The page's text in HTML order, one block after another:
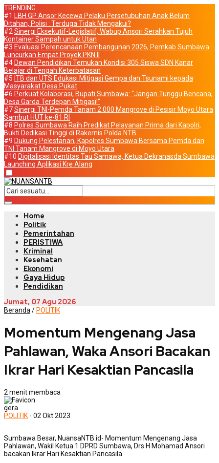
TRENDING
#1
LBH GP Ansor Kecewa Pelaku Persetubuhan Anak Belum
Ditahan, Polisi : Terduga Tidak Mengakui?
#2 Sinergi Eksekutif-Legislatif, Wabup Ansori Serahkan Tujuh
Kontainer Sampah untuk Utan
#3 Evaluasi Perencanaan Pembangunan 2026, Pemkab Sumbawa
Luncurkan Empat Proyek PKN II
#4 Dewan Pendidikan Temukan Kondisi 305 Siswa SDN Kanar
Belajar di Tengah Keterbatasan
#5 ITB dan UTS Edukasi Mitigasi Gempa dan Tsunami kepada
Masyarakat Desa Pukat
#6 Perkuat Kolaborasi, Bupati Sumbawa: “Jangan Tunggu Bencana,
Desa Garda Terdepan Mitigasi!”
#7Sinergi TNI-Pemda Tanam 2.000 Mangrove di Pesisir Moyo Utara
Sambut HUT ke-81 RI
#8 Polres Sumbawa Raih Predikat Pelayanan Prima dari Kapolri,
Bukti Dedikasi Tinggi di Rakernis Polda NTB
#9 Dukung Pelestarian, Kapolres Sumbawa Bersama Pemda dan
TNI Tanam Mangrove di Moyo Utara
#10 Digitalisasi Identitas Tau Samawa, Ketua Dekranasda Sumbawa
Launching Aplikasi Kre Alang
Home
Politik
Pemerintahan
PERISTIWA
Kriminal
Kesehatan
Ekonomi
Gaya Hidup
Pendidikan
Jumat, 07 Agu 2026
Beranda / POLITIK
Momentum Mengenang Jasa
Pahlawan, Waka Ansori Bacakan
Ikrar Hari Kesaktian Pancasila
2 menit membaca
gera
POLITIK - 02 Okt 2023
Sumbawa Besar, NuansaNTB.id- Momentum Mengenang Jasa
Pahlawan, Wakil Ketua 1 DPRD Sumbawa, Drs H Mohamad Ansori
bacakan Ikrar Hari Kesaktian Pancasila.